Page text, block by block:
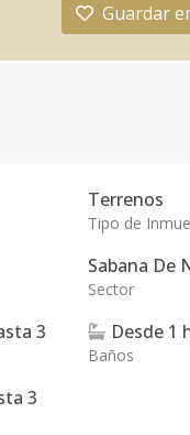
Guardar
Terrenos
Tipo de
Sabana De
Sector
3 Desde 1
Baños
3